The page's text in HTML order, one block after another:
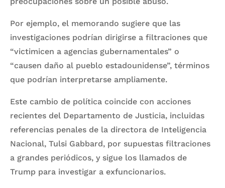
Por ejemplo, el memorando sugiere que las
investigaciones podrían dirigirse a filtraciones que
“victimicen a agencias gubernamentales” o
“causen daño al pueblo estadounidense”, términos
que podrían interpretarse ampliamente.
Este cambio de política coincide con acciones
recientes del Departamento de Justicia, incluidas
referencias penales de la directora de Inteligencia
Nacional, Tulsi Gabbard, por supuestas filtraciones
a grandes periódicos, y sigue los llamados de
Trump para investigar a exfuncionarios.